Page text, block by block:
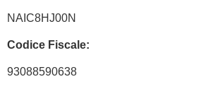
NAIC8HJ00N
Codice Fiscale:
93088590638